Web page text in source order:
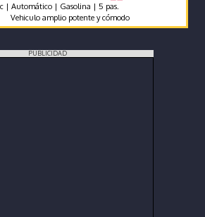
| Automático | Gasolina | 5 pas.
amplio potente y cómodo
PUBLICIDAD